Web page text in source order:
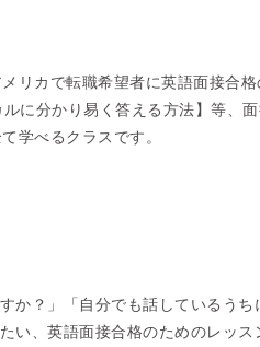
リカで転職希望者に英語面接合
分かり易く答える方法】等、面
学べるクラスです。
か？」「自分でも話しているうち
、英語面接合格のためのレッス